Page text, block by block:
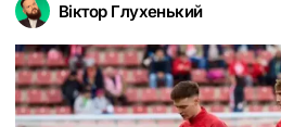
Віктор Глухенький